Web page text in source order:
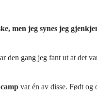
men jeg synes jeg
gang jeg fant ut at det
var én av disse. Født og